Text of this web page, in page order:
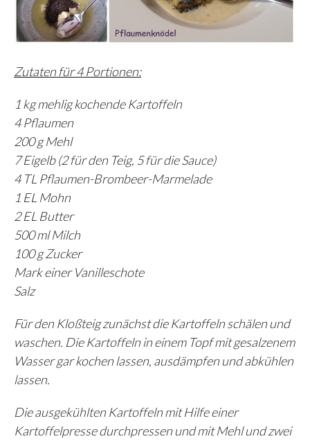
Zutaten für 4 Portionen:
1 kg mehlig kochende Kartoffeln
4 Pflaumen
200 g Mehl
7 Eigelb (2 für den Teig, 5 für die Sauce)
4 TL Pflaumen-Brombeer-Marmelade
1 EL Mohn
2 EL Butter
500 ml Milch
100 g Zucker
Mark einer Vanilleschote
Salz
Für den Kloßteig zunächst die Kartoffeln schälen und
waschen. Die Kartoffeln in einem Topf mit gesalzenem
Wasser gar kochen lassen, ausdämpfen und abkühlen
lassen.
Die ausgekühlten Kartoffeln mit Hilfe einer
Kartoffelpresse durchpressen und mit Mehl und zwei